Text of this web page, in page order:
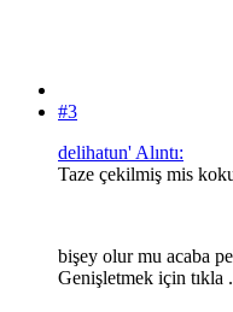
#3
delihatun' Alıntı:
Taze çekilmiş mis
bişey olur mu acaba
Genişletmek için tıkla